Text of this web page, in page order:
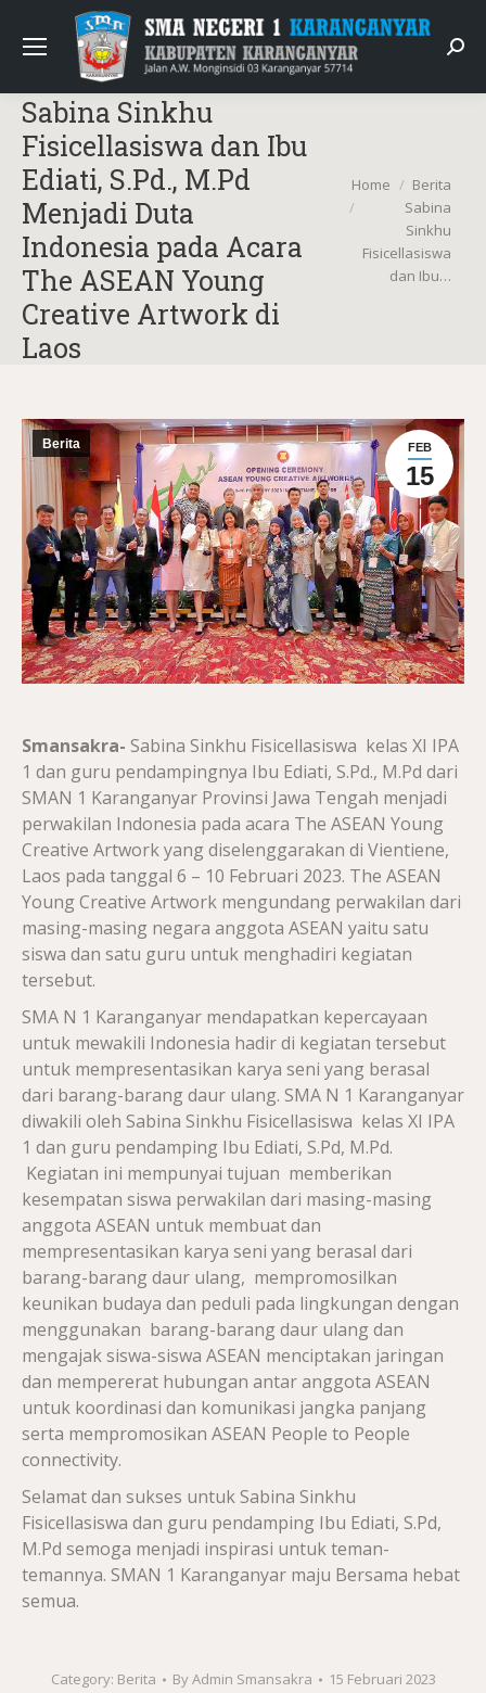
Sabina Sinkhu
Fisicellasiswa dan Ibu
Ediati, S.Pd., M.Pd
Menjadi Duta
Indonesia pada Acara
The ASEAN Young
Creative Artwork di
Laos
You are here:
Home
Berita
Sabina
Sinkhu
Fisicellasiswa
dan Ibu…
FEB
15
Berita
Smansakra- Sabina Sinkhu Fisicellasiswa kelas XI IPA
1 dan guru pendampingnya Ibu Ediati, S.Pd., M.Pd dari
SMAN 1 Karanganyar Provinsi Jawa Tengah menjadi
perwakilan Indonesia pada acara The ASEAN Young
Creative Artwork yang diselenggarakan di Vientiene,
Laos pada tanggal 6 – 10 Februari 2023. The ASEAN
Young Creative Artwork mengundang perwakilan dari
masing-masing negara anggota ASEAN yaitu satu
siswa dan satu guru untuk menghadiri kegiatan
tersebut.
SMA N 1 Karanganyar mendapatkan kepercayaan
untuk mewakili Indonesia hadir di kegiatan tersebut
untuk mempresentasikan karya seni yang berasal
dari barang-barang daur ulang. SMA N 1 Karanganyar
diwakili oleh Sabina Sinkhu Fisicellasiswa kelas XI IPA
1 dan guru pendamping Ibu Ediati, S.Pd, M.Pd.
Kegiatan ini mempunyai tujuan memberikan
kesempatan siswa perwakilan dari masing-masing
anggota ASEAN untuk membuat dan
mempresentasikan karya seni yang berasal dari
barang-barang daur ulang, mempromosilkan
keunikan budaya dan peduli pada lingkungan dengan
menggunakan barang-barang daur ulang dan
mengajak siswa-siswa ASEAN menciptakan jaringan
dan mempererat hubungan antar anggota ASEAN
untuk koordinasi dan komunikasi jangka panjang
serta mempromosikan ASEAN People to People
connectivity.
Selamat dan sukses untuk Sabina Sinkhu
Fisicellasiswa dan guru pendamping Ibu Ediati, S.Pd,
M.Pd semoga menjadi inspirasi untuk teman-
temannya. SMAN 1 Karanganyar maju Bersama hebat
semua.
Category: Berita ByAdmin Smansakra 15 Februari 2023